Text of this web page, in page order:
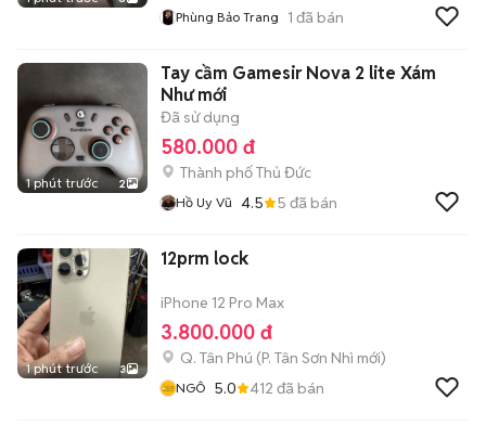
Phùng Bảo Trang 1 đã bán
1 phút trước 2
Tay cầm Gamesir Nova 2 lite Xám
Như mới
Đã sử dụng
580.000 đ
Thành phố Thủ Đức
Hồ Uy Vũ 4.5 5 đã bán
1 phút trước 3
12prm lock
iPhone 12 Pro Max
3.800.000 đ
Q. Tân Phú (P. Tân Sơn Nhì mới)
NGÔ 5.0 412 đã bán